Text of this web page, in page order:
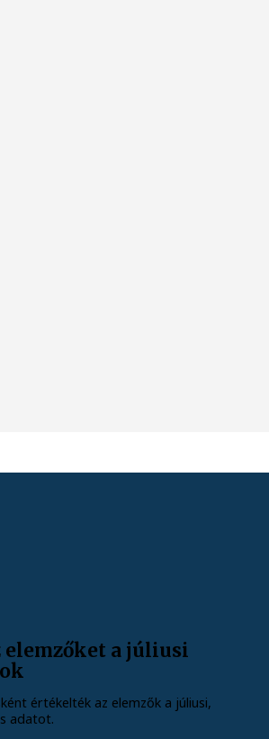
elemzőket a júliusi
értékelték az elemzők a júliusi,
adatot.